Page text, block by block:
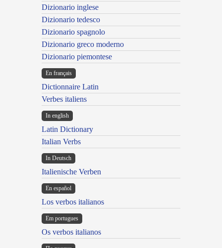
Dizionario inglese
Dizionario tedesco
Dizionario spagnolo
Dizionario greco moderno
Dizionario piemontese
En français
Dictionnaire Latin
Verbes italiens
In english
Latin Dictionary
Italian Verbs
In Deutsch
Italienische Verben
En español
Los verbos italianos
Em portugues
Os verbos italianos